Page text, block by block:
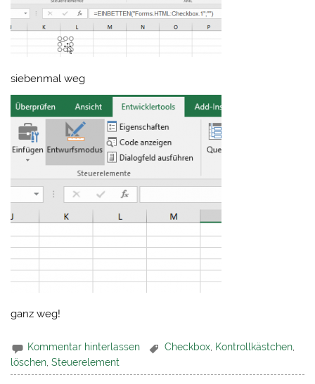
siebenmal weg
ganz weg!
Kommentar hinterlassen Checkbox, Kontrollkästchen,
löschen ,Steuerelement